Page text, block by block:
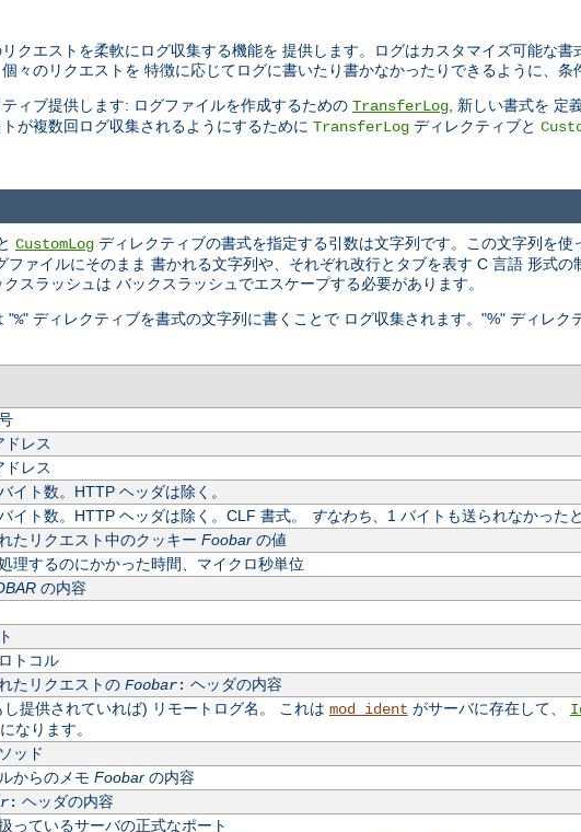
クエストを柔軟にログ収集する機能を 提供します。ログはカスタマイズ可能な
々のリクエストを 特徴に応じてログに書いたり書かなかったりできるように、条
ィブ提供します: ログファイルを作成するための TransferLog, 新しい書式を 定
が複数回ログ収集されるようにするために TransferLog ディレクティブと
CustomLog ディレクティブの書式を指定する引数は文字列です。この文字列を
ファイルにそのまま 書かれる文字列や、それぞれ改行とタブを表す C 言語 形式
スラッシュは バックスラッシュでエスケープする必要があります。
"%" ディレクティブを書式の文字列に書くことで ログ収集されます。"%" ディレ
ドレス
ドレス
イト数。HTTP ヘッダは除く。
イト数。HTTP ヘッダは除く。CLF 書式。 すなわち 、1 バイトも送られなかった
たリクエスト中のクッキー Foobarの値
理するのにかかった時間、マイクロ秒単位
の内容
トコル
たリクエストの Foobar: ヘッダの内容
提供されていれば) リモートログ名。 これは mod_ident がサーバに存在して、
になります。
ッド
からのメモ Foobarの内容
: ヘッダの内容
っているサーバの正式なポート